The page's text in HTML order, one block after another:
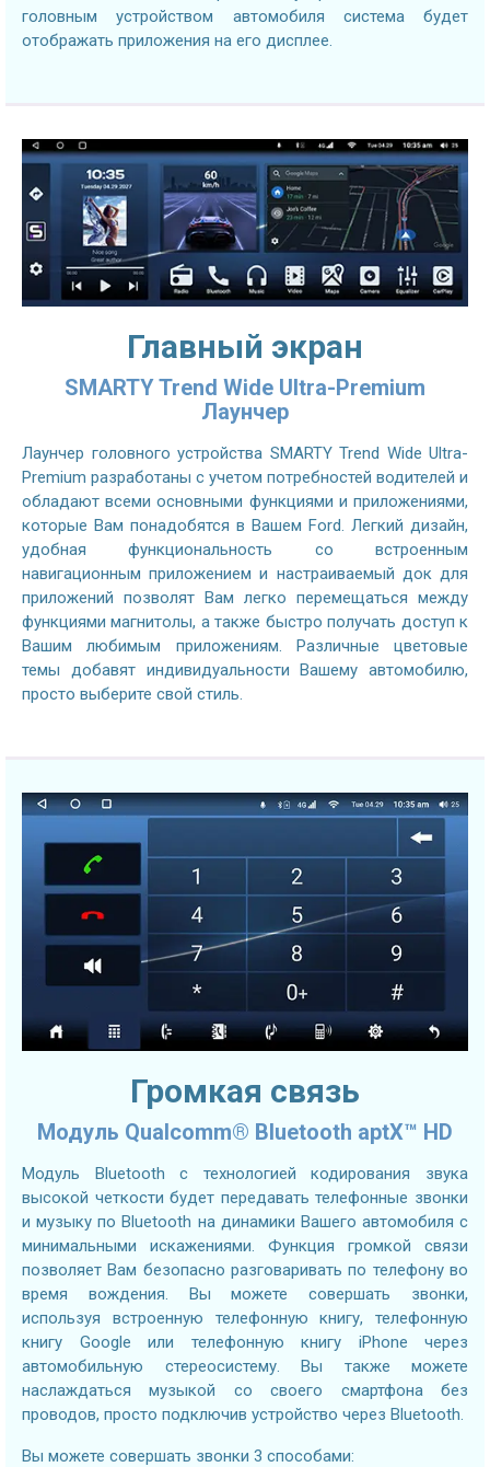
головным устройством автомобиля система будет
отображать приложения на его дисплее.
Главный экран
SMARTY Trend Wide Ultra-Premium
Лаунчер
Лаунчер головного устройства SMARTY Trend Wide Ultra-
Premium разработаны с учетом потребностей водителей и
обладают всеми основными функциями и приложениями,
которые Вам понадобятся в Вашем Ford. Легкий дизайн,
удобная функциональность со встроенным
навигационным приложением и настраиваемый док для
приложений позволят Вам легко перемещаться между
функциями магнитолы, а также быстро получать доступ к
Вашим любимым приложениям. Различные цветовые
темы добавят индивидуальности Вашему автомобилю,
просто выберите свой стиль.
Громкая связь
Модуль Qualcomm® Bluetooth aptX™ HD
Модуль Bluetooth с технологией кодирования звука
высокой четкости будет передавать телефонные звонки
и музыку по Bluetooth на динамики Вашего автомобиля с
минимальными искажениями. Функция громкой связи
позволяет Вам безопасно разговаривать по телефону во
время вождения. Вы можете совершать звонки,
используя встроенную телефонную книгу, телефонную
книгу Google или телефонную книгу iPhone через
автомобильную стереосистему. Вы также можете
наслаждаться музыкой со своего смартфона без
проводов, просто подключив устройство через Bluetooth.
Вы можете совершать звонки 3 способами: